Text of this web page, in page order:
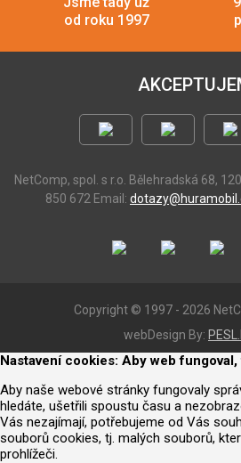
od roku 1997
NetComp, spol. s r.o. Bělehradská 68,
850 672 Email:
Copyright © 1997 - 2026
webDesign By:
Nastavení cookies: Aby web
Aby naše webové stránky fungovaly
hledáte, ušetřili spoustu času a
Vás nezajímají, potřebujeme od Vás
souborů cookies, tj. malých souborů,
prohlížeči.